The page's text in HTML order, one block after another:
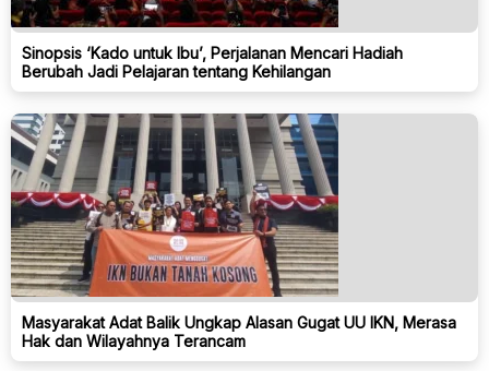
Sinopsis ‘Kado untuk Ibu’, Perjalanan Mencari Hadiah
Berubah Jadi Pelajaran tentang Kehilangan
Masyarakat Adat Balik Ungkap Alasan Gugat UU IKN, Merasa
Hak dan Wilayahnya Terancam